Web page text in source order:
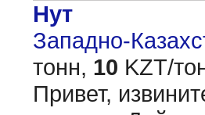
Нут
Западно-
тонн, 10 KZT/
Привет,